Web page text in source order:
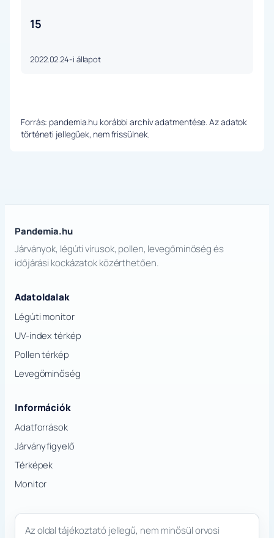
15
2022.02.24-i állapot
Forrás: pandemia.hu korábbi archív adatmentése. Az adatok
történeti jellegűek, nem frissülnek.
Pandemia.hu
Járványok, légúti vírusok, pollen, levegőminőség és
időjárási kockázatok közérthetően.
Adatoldalak
Légúti monitor
UV-index térkép
Pollen térkép
Levegőminőség
Információk
Adatforrások
Járványfigyelő
Térképek
Monitor
Az oldal tájékoztató jellegű, nem minősül orvosi